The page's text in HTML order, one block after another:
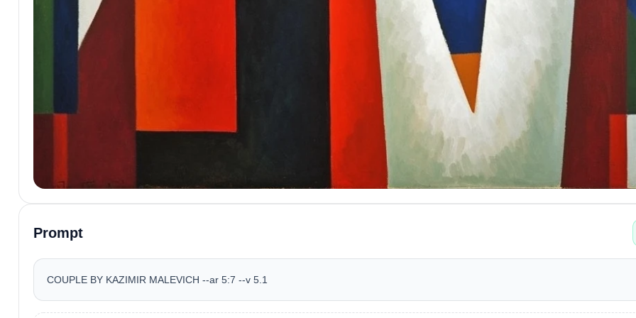
Prompt
COUPLE BY KAZIMIR MALEVICH --ar 5:7 --v 5.1